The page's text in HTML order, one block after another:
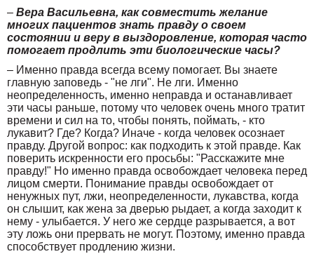
– Вера Васильевна, как совместить желание
многих пациентов знать правду о своем
состоянии и веру в выздоровление, которая часто
помогает продлить эти биологические часы?
– Именно правда всегда всему помогает. Вы знаете
главную заповедь - "не лги". Не лги. Именно
неопределенность, именно неправда и останавливает
эти часы раньше, потому что человек очень много тратит
времени и сил на то, чтобы понять, поймать, - кто
лукавит? Где? Когда? Иначе - когда человек осознает
правду. Другой вопрос: как подходить к этой правде. Как
поверить искренности его просьбы: "Расскажите мне
правду!" Но именно правда освобождает человека перед
лицом смерти. Понимание правды освобождает от
ненужных пут, лжи, неопределенности, лукавства, когда
он слышит, как жена за дверью рыдает, а когда заходит к
нему - улыбается. У него же сердце разрывается, а вот
эту ложь они прервать не могут. Поэтому, именно правда
способствует продлению жизни.